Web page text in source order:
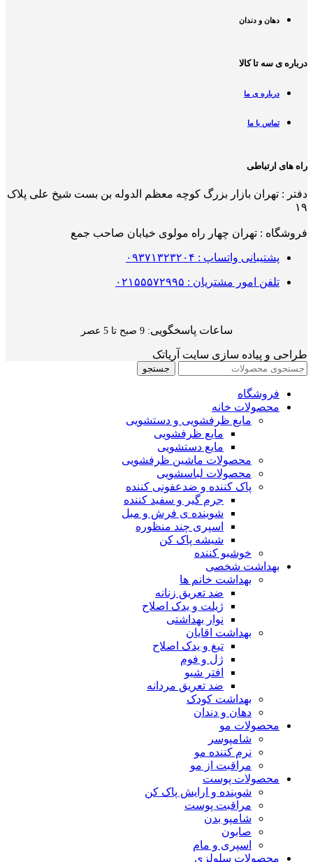
دهان و دندان
درباره ی سه تا کالا
درباره ی ما
تماس با ما
راه های ارتباطی
دفتر : تهران بازار بزرگ کوچه معظم الدوله بن بست شیخ علی پلاک
۱۹
فروشگاه : تهران چهار راه مولوی خیابان صاحب جمع
پشتیبانی واتساپ : ۰۹۳۷۱۳۲۳۲۰۴
تلفن امور مشتریان : ۰۲۱۵۵۵۷۲۹۹۵
ساعات پاسخگویی: 9 صبح تا 5 عصر
طراحی و پیاده سازی سایت آریاتک
جستجو
فروشگاه
محصولات خانه
مایع ظرفشویی و دستشویی
مایع ظرفشویی
مایع دستشویی
محصولات ماشین ظرفشویی
محصولات لباسشویی
پاک کننده و ضدعفونی کننده
جرم گیر و سفید کننده
شوینده ی فرش و مبل
اسپری چند منظوره
شیشه پاک کن
خوشبو کننده
بهداشت شخصی
بهداشت خانم ها
ضد تعریق زنانه
ژیلت و یدک اصلاح
نوار بهداشتی
بهداشت اقایان
تیغ و یدک اصلاح
ژل و فوم
افتر شیو
ضد تعریق مردانه
بهداشت کودک
دهان و دندان
محصولات مو
شامپوسر
نرم کننده مو
مراقبت از مو
محصولات پوست
شوینده و ارایش پاک کن
مراقبت پوست
شامپو بدن
صابون
اسپری و مام
محصولات سلولزی